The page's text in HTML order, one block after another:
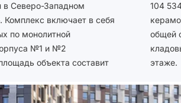
в Северо-Западном
включает в себя
по монолитной
№1 и №2
объекта составит
будут отделаны
контрастных цветов при
паркинг и
– на первом
этаже.